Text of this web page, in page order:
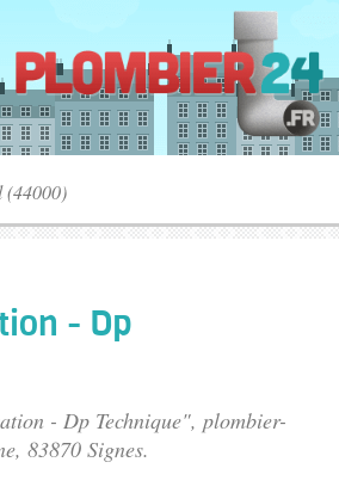
- Dp
- Dp Technique", plombier-
, 83870 Signes.